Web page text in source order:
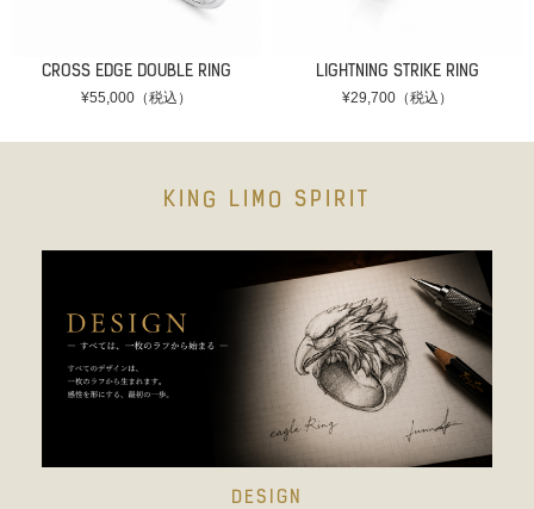
CROSS EDGE DOUBLE RING
¥55,000（税込）
LIGHTNING STRIKE RING
¥29,700（税込）
KING LIMO SPIRIT
DESIGN